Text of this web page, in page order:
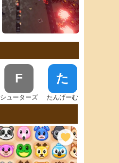
F
シューターズ
た
たんげーむ